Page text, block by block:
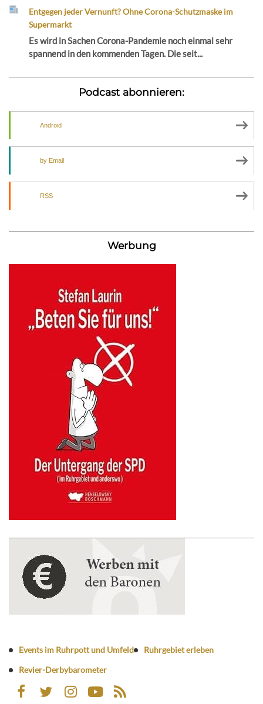
Entgegen jeder Vernunft? Ohne Corona-Schutzmaske im
Supermarkt
Es wird in Sachen Corona-Pandemie noch einmal sehr
spannend in den kommenden Tagen. Die seit...
Podcast abonnieren:
Android
by Email
RSS
Werbung
Events im Ruhrpott und Umfeld
Ruhrgebiet erleben
Revier-Derbybarometer